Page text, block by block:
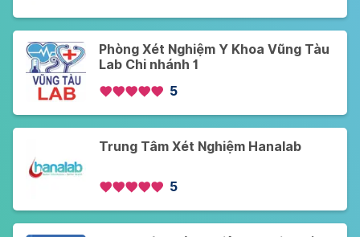
Phòng Xét Nghiệm Y Khoa Vũng Tàu
Lab Chi nhánh 1
5
Trung Tâm Xét Nghiệm Hanalab
5